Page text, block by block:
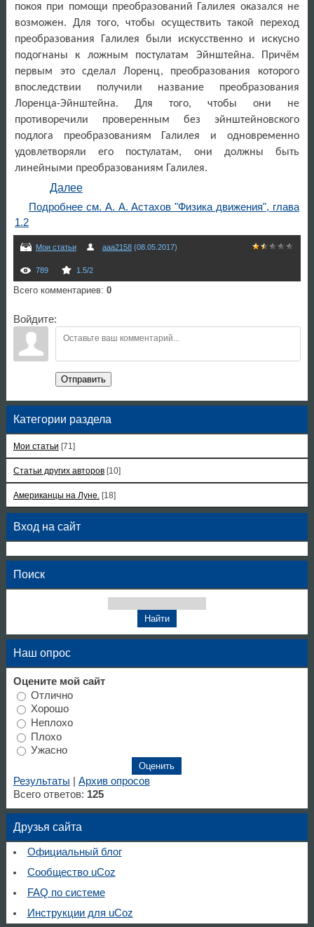
покоя при помощи преобразований Галилея оказался не
возможен. Для того, чтобы осуществить такой переход
преобразования Галилея были искусственно и искусно
подогнаны к ложным постулатам Эйнштейна. Причём
первым это сделал Лоренц, преобразования которого
впоследствии получили название преобразования
Лоренца-Эйнштейна. Для того, чтобы они не
противоречили проверенным без эйнштейновского
подлога преобразованиям Галилея и одновременно
удовлетворяли его постулатам, они должны быть
линейными преобразованиям Галилея.
Далее
Подробнее см. А. А. Астахов "Физика движения", глава
1.2
Мои статьи aaa2158(08.05.2017)
789 1.5/2
Всего комментариев: 0
Войдите:
Отправить
Категории раздела
Мои статьи [71]
Статьи других авторов [10]
Американцы на Луне. [18]
Вход на сайт
Поиск
Наш опрос
Оцените мой сайт
Отлично
Хорошо
Неплохо
Плохо
Ужасно
Результаты
Архив опросов
Всего ответов: 125
Друзья сайта
Официальный блог
Сообщество uCoz
FAQ по системе
Инструкции для uCoz